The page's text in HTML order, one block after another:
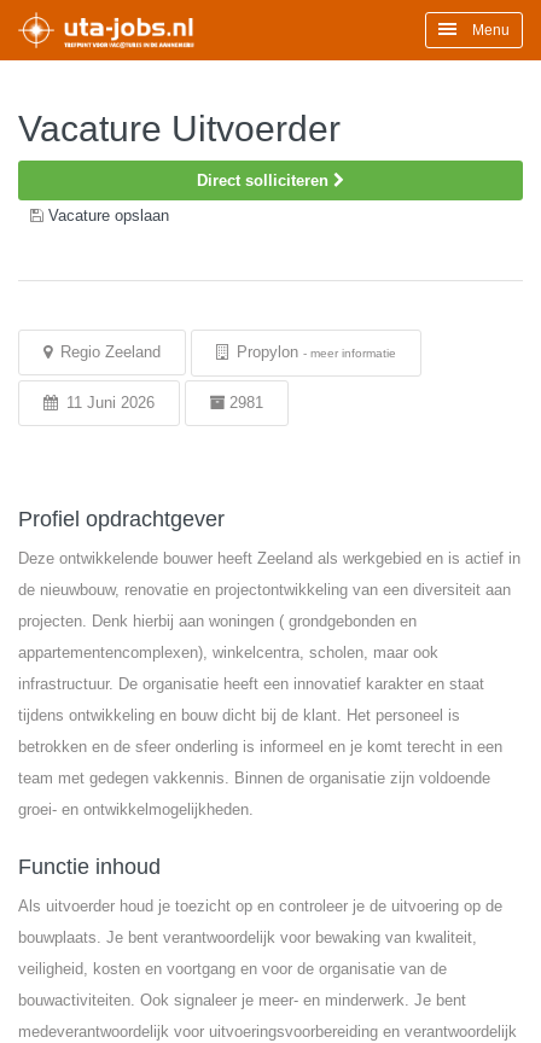
Menu
Vacature Uitvoerder
Direct solliciteren
Vacature opslaan
Regio Zeeland Propylon - meer informatie
11 Juni 2026 2981
Profiel opdrachtgever
Deze ontwikkelende bouwer heeft Zeeland als werkgebied en is actief in
de nieuwbouw, renovatie en projectontwikkeling van een diversiteit aan
projecten. Denk hierbij aan woningen ( grondgebonden en
appartementencomplexen), winkelcentra, scholen, maar ook
infrastructuur. De organisatie heeft een innovatief karakter en staat
tijdens ontwikkeling en bouw dicht bij de klant. Het personeel is
betrokken en de sfeer onderling is informeel en je komt terecht in een
team met gedegen vakkennis. Binnen de organisatie zijn voldoende
groei- en ontwikkelmogelijkheden.
Functie inhoud
Als uitvoerder houd je toezicht op en controleer je de uitvoering op de
bouwplaats. Je bent verantwoordelijk voor bewaking van kwaliteit,
veiligheid, kosten en voortgang en voor de organisatie van de
bouwactiviteiten. Ook signaleer je meer- en minderwerk. Je bent
medeverantwoordelijk voor uitvoeringsvoorbereiding en verantwoordelijk